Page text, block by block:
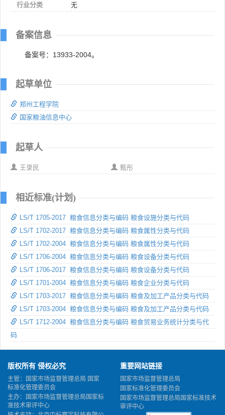
行业分类
无
备案信息
备案号：13933-2004。
起草单位
郑州工程学院
国家粮油信息中心
起草人
王录民 甄彤
相近标准(计划)
LS/T 1705-2017 粮食信息分类与编码 粮食设施分类与代码
LS/T 1702-2017 粮食信息分类与编码 粮食属性分类与代码
LS/T 1702-2004 粮食信息分类与编码 粮食属性分类与代码
LS/T 1706-2004 粮食信息分类与编码 粮食设备分类与代码
LS/T 1706-2017 粮食信息分类与编码 粮食设备分类与代码
LS/T 1701-2004 粮食信息分类与编码 粮食企业分类与代码
LS/T 1703-2017 粮食信息分类与编码 粮食及加工产品分类与代码
LS/T 1703-2004 粮食信息分类与编码 粮食及加工产品分类与代码
LS/T 1712-2004 粮食信息分类与编码 粮食贸易业务统计分类与代
码
版权所有 侵权必究
主管：国家市场监督管理总局 国家
标准化管理委员会
主办：国家市场监督管理总局国家标
准技术审评中心
重要网站链接
国家市场监督管理总局
国家标准化管理委员会
国家市场监督管理总局国家标准技术
审评中心